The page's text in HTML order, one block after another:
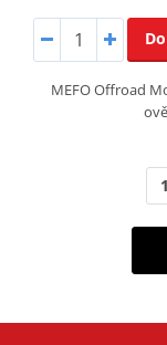
MEFO Offroad
1